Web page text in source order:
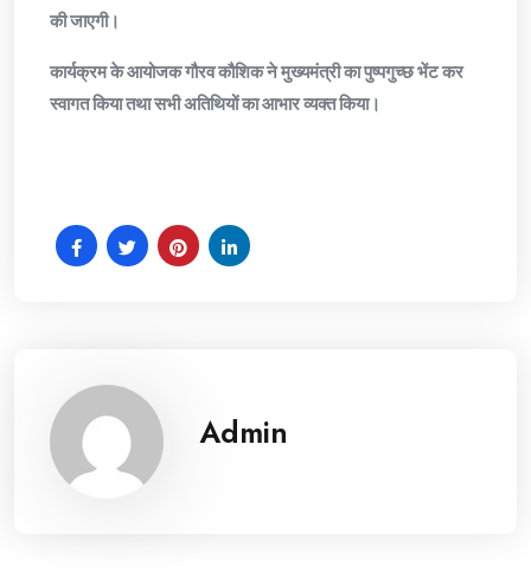
की जाएगी।
कार्यक्रम के आयोजक गौरव कौशिक ने मुख्यमंत्री का पुष्पगुच्छ भेंट कर
स्वागत किया तथा सभी अतिथियों का आभार व्यक्त किया।
Admin